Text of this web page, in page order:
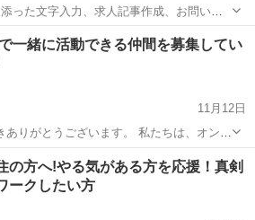
った文字入力、求人記事作成、お問い合
など。 ・初心者の方でも安心
す ・作業量に比例して報 酬 U P！が見込
ペーン SNS
一緒に活動できる仲間を募集してい
11月12日
ございます。 私たちは、オンラ
運営を行っているチームです。 現在、一
しています✨ 💻 活動内容 マニ
ペーン
の方へ!やる気がある方を応援！真剣
ークしたい方